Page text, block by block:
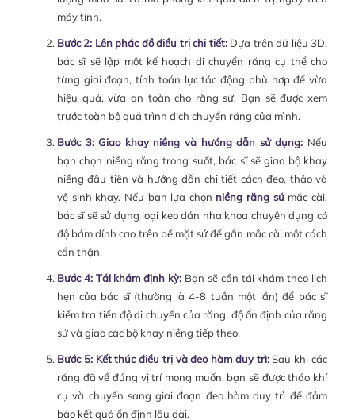
máy tính.
Bước 2: Lên phác đồ điều trị chi tiết:Dựa trên dữ liệu 3D,
bác sĩ sẽ lập một kế hoạch di chuyển răng cụ thể cho
từng giai đoạn, tính toán lực tác động phù hợp để vừa
hiệu quả, vừa an toàn cho răng sứ. Bạn sẽ được xem
trước toàn bộ quá trình dịch chuyển răng của mình.
Bước 3: Giao khay niềng và hướng dẫn sử dụng: Nếu
bạn chọn niềng răng trong suốt, bác sĩ sẽ giao bộ khay
niềng đầu tiên và hướng dẫn chi tiết cách đeo, tháo và
vệ sinh khay. Nếu bạn lựa chọn niềng răng sứmắc cài,
bác sĩ sẽ sử dụng loại keo dán nha khoa chuyên dụng có
độ bám dính cao trên bề mặt sứ để gắn mắc cài một cách
cẩn thận.
Bước 4: Tái khám định kỳ: Bạn sẽ cần tái khám theo lịch
hẹn của bác sĩ (thường là 4-8 tuần một lần) để bác sĩ
kiểm tra tiến độ di chuyển của răng, độ ổn định của răng
sứ và giao các bộ khay niềng tiếp theo.
Bước 5: Kết thúc điều trị và đeo hàm duy trì:Sau khi các
răng đã về đúng vị trí mong muốn, bạn sẽ được tháo khí
cụ và chuyển sang giai đoạn đeo hàm duy trì để đảm
bảo kết quả ổn định lâu dài.